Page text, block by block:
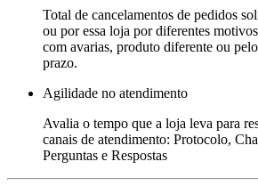
Total de cancelamentos de pedidos
ou por essa loja por diferentes
com avarias, produto diferente ou
prazo.
Agilidade no atendimento
Avalia o tempo que a loja leva para
canais de atendimento: Protocolo,
Perguntas e Respostas